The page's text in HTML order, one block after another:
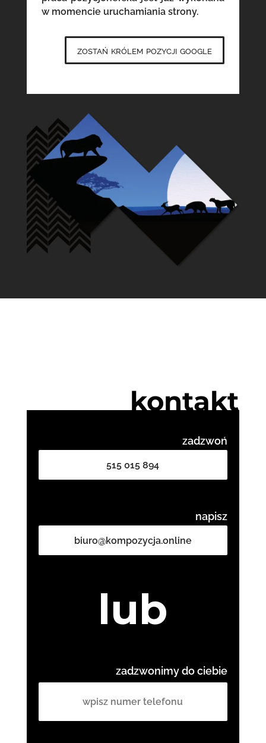
w momencie uruchamiania strony.
zostań królem pozycji google
kontakt
zadzwoń
515 015 894
napisz
biuro@kompozycja.online
lub
zadzwonimy do ciebie